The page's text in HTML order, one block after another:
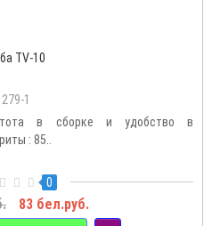
TV-10
1
в сборке и удобство в
: 85..
0
83 бел.руб.